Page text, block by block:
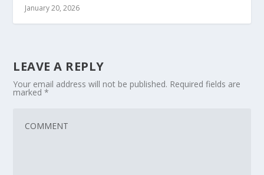
January 20, 2026
LEAVE A REPLY
Your email address will not be published. Required fields are
marked*